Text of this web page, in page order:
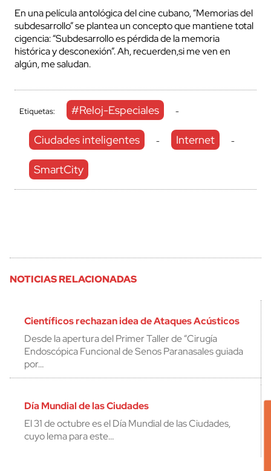
En una película antológica del cine cubano, “Memorias del
subdesarrollo” se plantea un concepto que mantiene total
cigencia: “Subdesarrollo es pérdida de la memoria
histórica y desconexión”. Ah, recuerden,si me ven en
algún, me saludan.
Etiquetas: #Reloj-Especiales -
Ciudades inteligentes - Internet -
SmartCity
NOTICIAS RELACIONADAS
Científicos rechazan idea de Ataques Acústicos
Desde la apertura del Primer Taller de “Cirugía
Endoscópica Funcional de Senos Paranasales guiada
por…
Día Mundial de las Ciudades
El 31 de octubre es el Día Mundial de las Ciudades,
cuyo lema para este…